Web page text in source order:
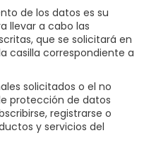
de los datos es su
llevar a cabo las
que se solicitará en
casilla correspondiente a
solicitados o el no
protección de datos
registrarse o
y servicios del